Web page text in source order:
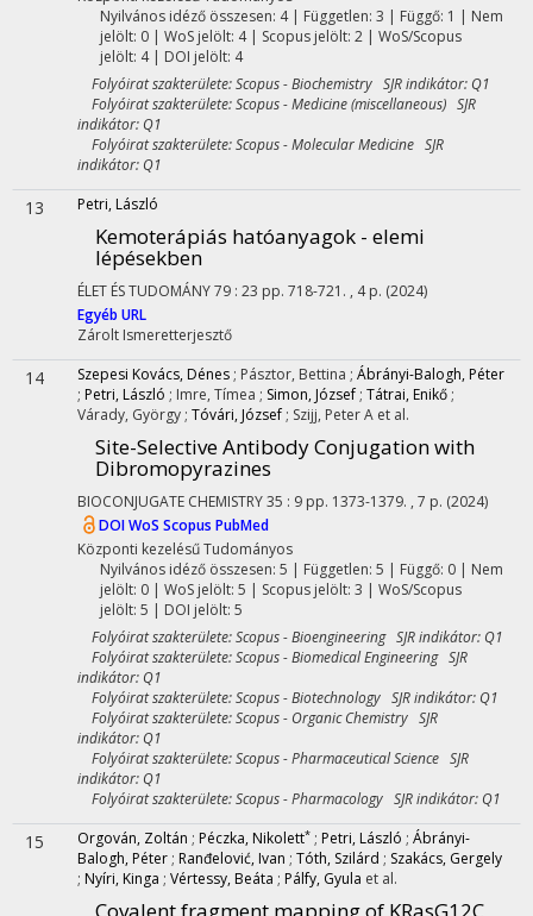
Nyilvános idéző összesen: 4| Független: 3 | Függő: 1 | Nem
jelölt: 0 | WoS jelölt: 4 | Scopus jelölt: 2 | WoS/Scopus
jelölt: 4 | DOI jelölt: 4
Folyóirat szakterülete: Scopus - Biochemistry SJR indikátor: Q1
Folyóirat szakterülete: Scopus - Medicine (miscellaneous) SJR
indikátor: Q1
Folyóirat szakterülete: Scopus - Molecular Medicine SJR
indikátor: Q1
13 Petri, László
Kemoterápiás hatóanyagok - elemi
lépésekben
ÉLET ÉS TUDOMÁNY79 : 23 pp. 718-721. , 4 p. (2024)
Egyéb URL
Zárolt Ismeretterjesztő
14 Szepesi Kovács, Dénes ; Pásztor, Bettina ; Ábrányi-Balogh, Péter
; Petri, László ; Imre, Tímea ; Simon, József ; Tátrai, Enikő ;
Várady, György ; Tóvári, József ; Szijj, Peter A et al.
Site-Selective Antibody Conjugation with
Dibromopyrazines
BIOCONJUGATE CHEMISTRY35 : 9 pp. 1373-1379. , 7 p. (2024)
DOIWoS Scopus PubMed
Központi kezelésűTudományos
Nyilvános idéző összesen: 5 | Független: 5 | Függő: 0 | Nem
jelölt: 0 | WoS jelölt: 5 | Scopus jelölt: 3 | WoS/Scopus
jelölt: 5 | DOI jelölt: 5
Folyóirat szakterülete: Scopus - Bioengineering SJR indikátor: Q1
Folyóirat szakterülete: Scopus - Biomedical Engineering SJR
indikátor: Q1
Folyóirat szakterülete: Scopus - Biotechnology SJR indikátor: Q1
Folyóirat szakterülete: Scopus - Organic Chemistry SJR
indikátor: Q1
Folyóirat szakterülete: Scopus - Pharmaceutical Science SJR
indikátor: Q1
Folyóirat szakterülete: Scopus - Pharmacology SJR indikátor: Q1
15 Orgován, Zoltán ; Péczka, Nikolett* ; Petri, László ; Ábrányi-
Balogh, Péter ; Ranđelović, Ivan ; Tóth, Szilárd ; Szakács, Gergely
; Nyíri, Kinga ; Vértessy, Beáta ; Pálfy, Gyula et al.